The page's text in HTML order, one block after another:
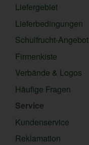
Liefergebiet
Lieferbedingungen
Schulfrucht-Angebot
Firmenkiste
Verbände & Logos
Häufige Fragen
Service
Kundenservice
Reklamation